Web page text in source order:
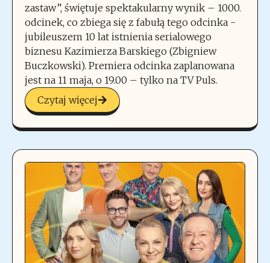
zastaw”, świętuje spektakularny wynik – 1000.
odcinek, co zbiega się z fabułą tego odcinka -
jubileuszem 10 lat istnienia serialowego
biznesu Kazimierza Barskiego (Zbigniew
Buczkowski). Premiera odcinka zaplanowana
jest na 11 maja, o 19.00 – tylko na TV Puls.
Czytaj więcej